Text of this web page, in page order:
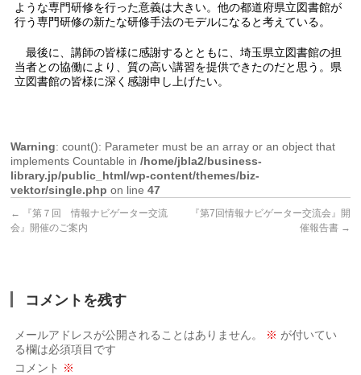
ような専門研修を行った意義は大きい。他の都道府県立図書館が
行う専門研修の新たな研修手法のモデルになると考えている。
最後に、講師の皆様に感謝するとともに、埼玉県立図書館の担
当者との協働により、質の高い講習を提供できたのだと思う。県
立図書館の皆様に深く感謝申し上げたい。
Warning: count(): Parameter must be an array or an object that
implements Countable in/home/jbla2/business-
library.jp/public_html/wp-content/themes/biz-
vektor/single.php on line47
←
『第７回 情報ナビゲーター交流
会』開催のご案内
『第7回情報ナビゲーター交流会』開
催報告書 →
コメントを残す
メールアドレスが公開されることはありません。 ※ が付いてい
る欄は必須項目です
コメント ※